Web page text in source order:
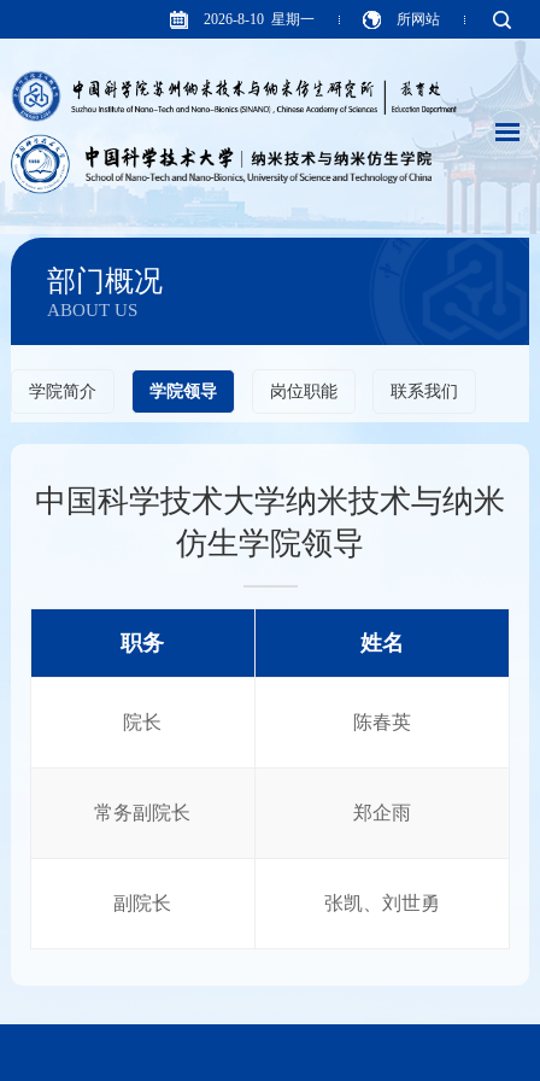
2026-8-10 星期一 所网站
部门概况
ABOUT US
学院简介 学院领导 岗位职能 联系我们
中国科学技术大学纳米技术与纳米
仿生学院领导
职务 姓名
院长 陈春英
常务副院长 郑企雨
副院长 张凯、刘世勇